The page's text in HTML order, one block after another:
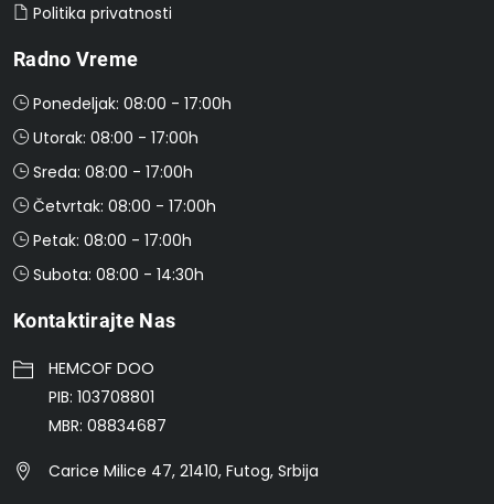
Politika privatnosti
Radno Vreme
Ponedeljak: 08:00 - 17:00h
Utorak: 08:00 - 17:00h
Sreda: 08:00 - 17:00h
Četvrtak: 08:00 - 17:00h
Petak: 08:00 - 17:00h
Subota: 08:00 - 14:30h
Kontaktirajte Nas
HEMCOF DOO
PIB: 103708801
MBR: 08834687
Carice Milice 47, 21410, Futog, Srbija